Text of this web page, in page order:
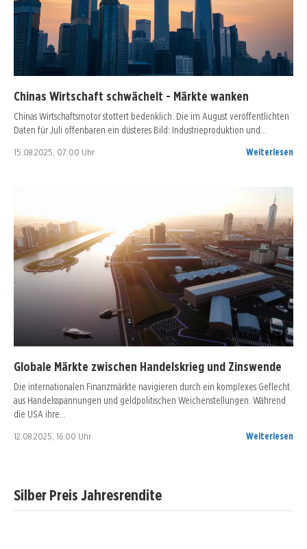
Chinas Wirtschaft schwächelt - Märkte wanken
Chinas Wirtschaftsmotor stottert bedenklich. Die im August veröffentlichten
Daten für Juli offenbaren ein düsteres Bild: Industrieproduktion und…
15.08.2025, 07:00 Uhr Weiterlesen
Globale Märkte zwischen Handelskrieg und Zinswende
Die internationalen Finanzmärkte navigieren durch ein komplexes Geflecht
aus Handelsspannungen und geldpolitischen Weichenstellungen. Während
die USA ihre…
12.08.2025, 16:00 Uhr Weiterlesen
Silber Preis Jahresrendite